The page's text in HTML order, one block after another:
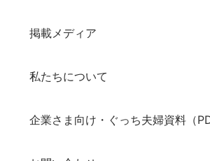
掲載メディア
私たちについて
企業さま向け・ぐっち夫婦資料（